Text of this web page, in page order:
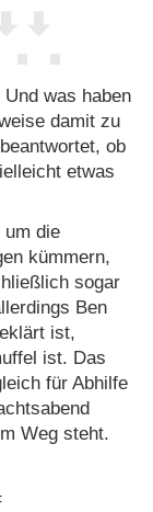
was haben
damit zu
ob
etwas
um die
kümmern,
sogar
Ben
ist,
ist. Das
für Abhilfe
Weg steht.